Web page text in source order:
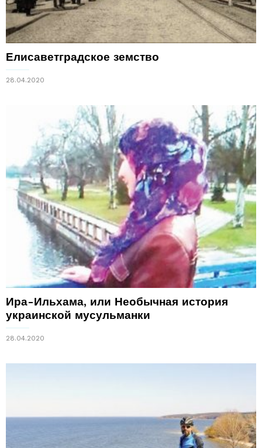
Елисаветградское земство
28.04.2020
Ира-Ильхама, или Необычная история
украинской мусульманки
28.04.2020